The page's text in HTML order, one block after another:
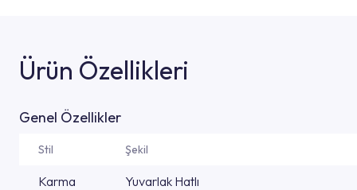
Ürün Özellikleri
Genel Özellikler
Stil Şekil
Karma Yuvarlak Hatlı